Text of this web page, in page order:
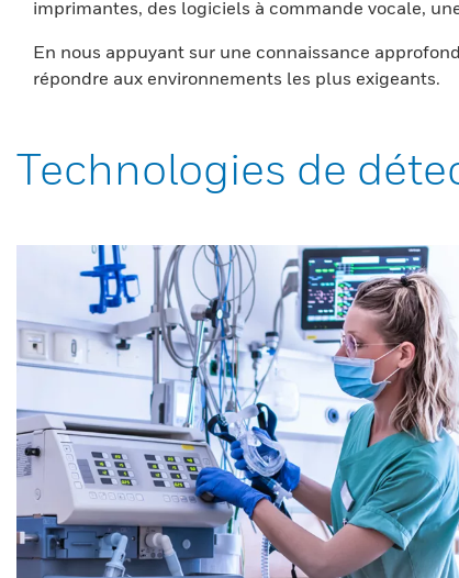
imprimantes, des logiciels à commande vocale,
En nous appuyant sur une connaissance
répondre aux environnements les plus exigeants.
Technologies de